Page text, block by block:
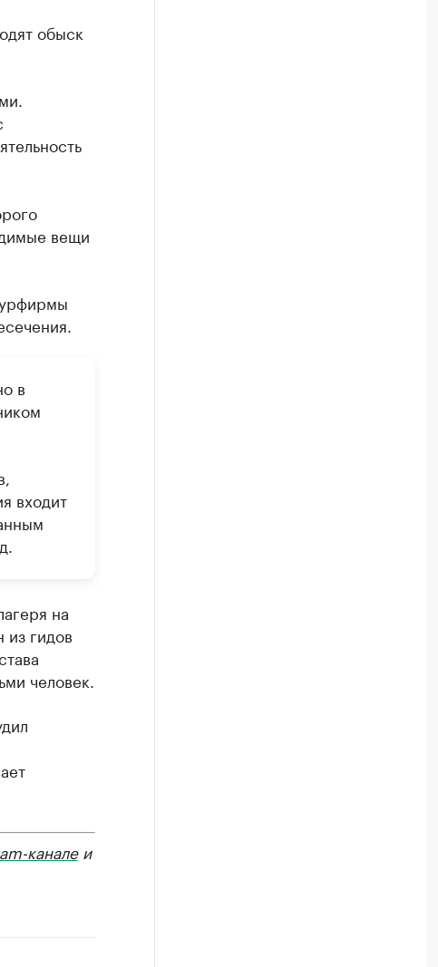
обыск
вещи
в
входит
на
гидов
человек.
каналеи